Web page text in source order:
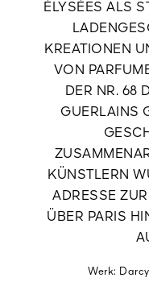
ÉLYSÉES ALS
KREATIONEN
VON
DER NR. 68
GUERLAINS
KÜNSTLERN
ADRESSE
ÜBER PARIS
Werk: